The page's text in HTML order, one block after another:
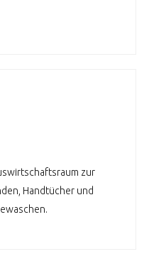
zur
Handtücher und